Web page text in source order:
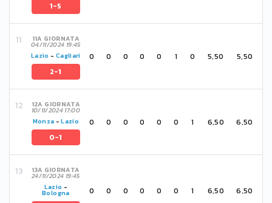
1-5
11A GIORNATA
04/11/2024 19:45
Lazio - Cagliari
2-1
0 0 0 0 0 1 0 5,50 5,50
12A GIORNATA
10/11/2024 17:00
Monza -Lazio
0-1
0 0 0 0 0 0 1 6,50 6,50
13A GIORNATA
24/11/2024 19:45
Lazio -
Bologna 0 0 0 0 0 0 1 6,50 6,50